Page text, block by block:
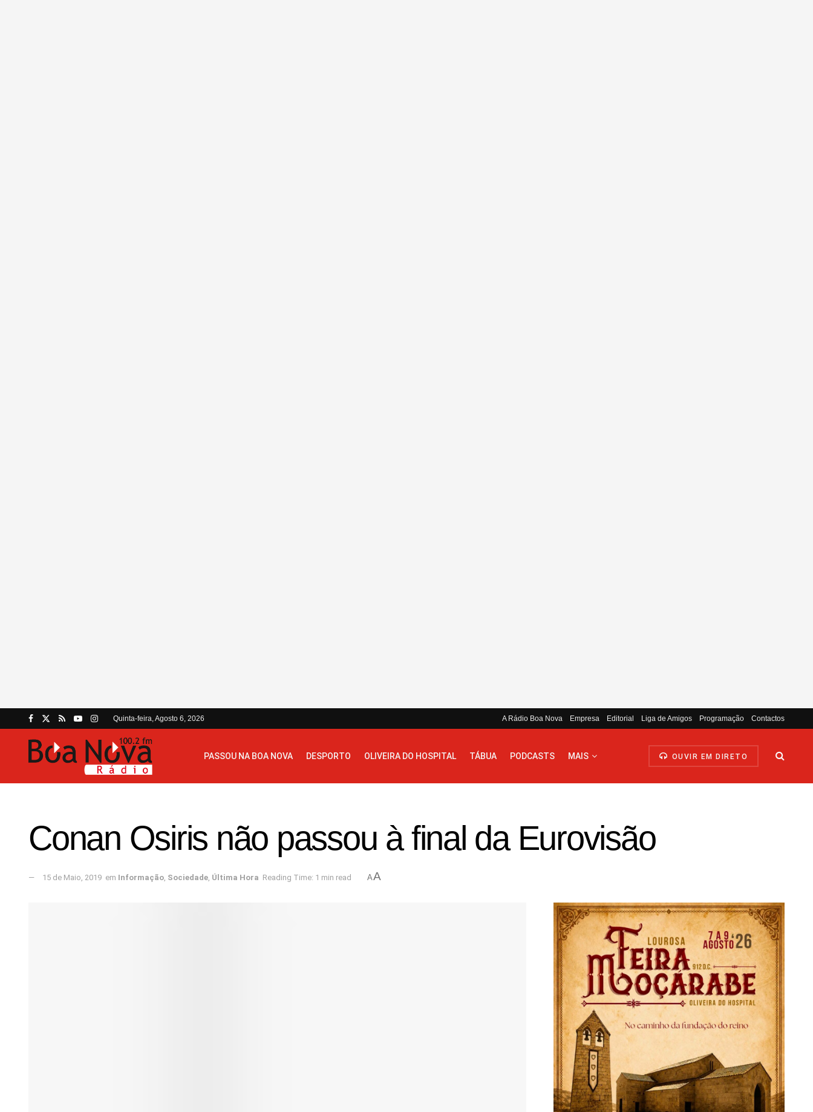
Quinta-feira, Agosto 6, 2026 A Rádio Boa Nova Empresa Editorial Liga de Amigos Programação Contactos
PASSOU NA BOA NOVA DESPORTO OLIVEIRA DO HOSPITAL TÁBUA PODCASTS MAIS OUVIR EM DIRETO
Conan Osiris não passou à final da Eurovisão
15 de Maio, 2019 em Informação, Sociedade, Última Hora Reading Time: 1 min read AA